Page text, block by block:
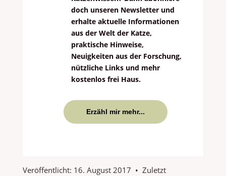
doch unseren Newsletter und
erhalte aktuelle Informationen
aus der Welt der Katze,
praktische Hinweise,
Neuigkeiten aus der Forschung,
nützliche Links und mehr
kostenlos frei Haus.
Erzähl mir mehr...
Veröffentlicht: 16. August 2017 • Zuletzt